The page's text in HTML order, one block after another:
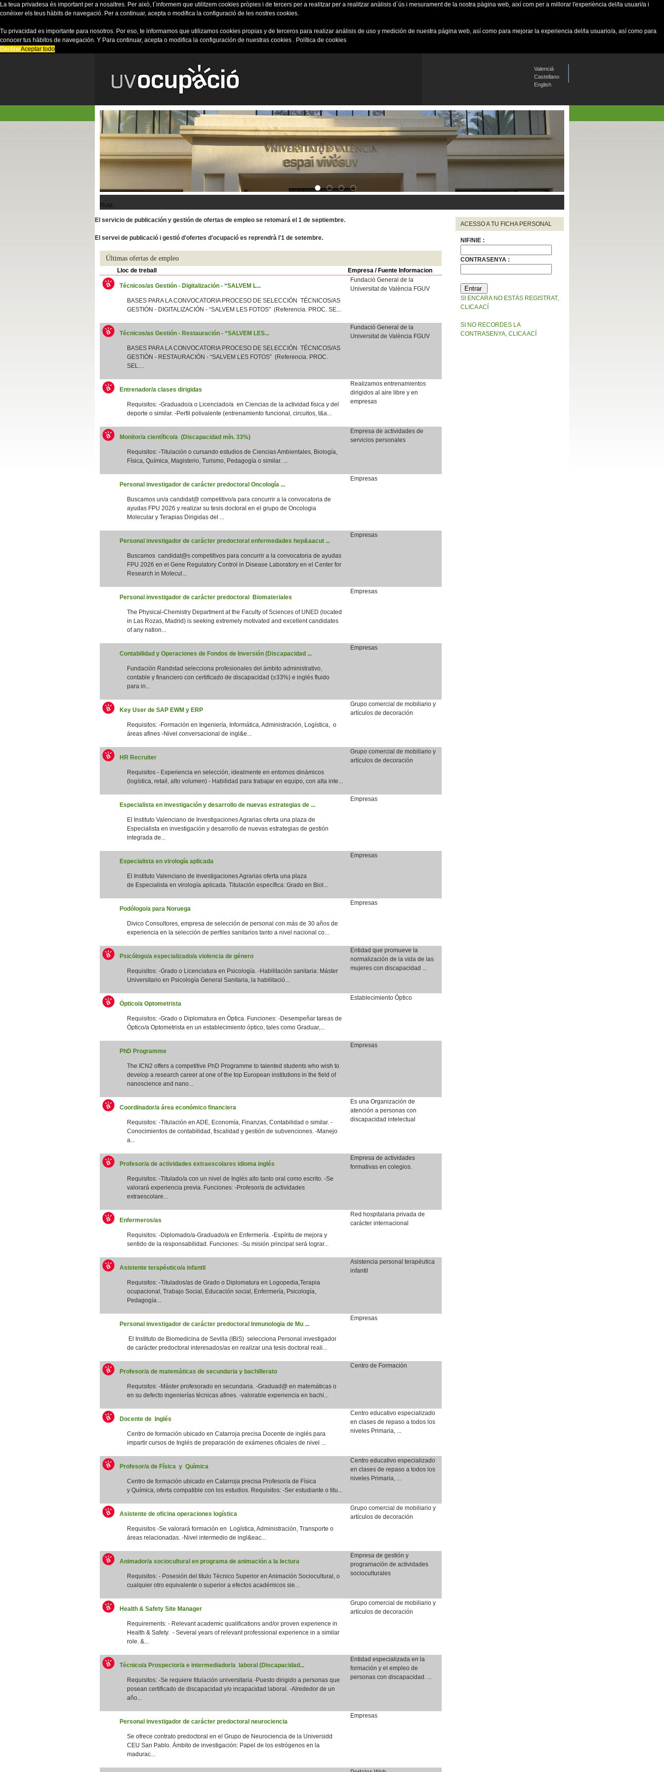
La teua privadesa és important per a nosaltres. Per això, t´informem que utilitzem cookies pròpies i de tercers per a realitzar per a realitzar anàlisis d´ús i mesurament de la nostra pàgina web, així com per a millorar l'experiència del/la usuari/a i
conèixer els teus hàbits de navegació. Per a continuar, acepta o modifica la configuració de les nostres cookies.
Tu privacidad es importante para nosotros. Por eso, te informamos que utilizamos cookies propias y de terceros para realizar análisis de uso y medición de nuestra página web, así como para mejorar la experiencia del/la usuario/a, así como para
conocer tus hábitos de navegación. Y Para continuar, acepta o modifica la configuración de nuestras cookies . Política de cookies
DeclineAceptar todo
Valenciá
Castellano
English
Ruta..
ACESSO A TU FICHA PERSONAL
NIF/NIE :
CONTRASENYA :
SI ENCARA NO ESTÀS REGISTRAT,
CLICA ACÍ
SI NO RECORDES LA
CONTRASENYA, CLICA ACÍ
El servicio de publicación y gestión de ofertas de empleo se retomará el 1 de septiembre.
El servei de publicació i gestió d'ofertes d'ocupació es reprendrà l'1 de setembre.
Últimas ofertas de empleo
Lloc de treball Empresa / Fuente Informacion
Técnicos/as Gestión - Digitalización - “SALVEM L...
BASES PARA LA CONVOCATORIA PROCESO DE SELECCIÓN TÉCNICOS/AS
GESTIÓN - DIGITALIZACIÓN - “SALVEM LES FOTOS” (Referencia. PROC. SE...
Fundació General de la
Universitat de València FGUV
Técnicos/as Gestión - Restauración - “SALVEM LES...
BASES PARA LA CONVOCATORIA PROCESO DE SELECCIÓN TÉCNICOS/AS
GESTIÓN - RESTAURACIÓN - “SALVEM LES FOTOS” (Referencia. PROC.
SEL....
Fundació General de la
Universitat de València FGUV
Entrenador/a clases dirigidas
Requisitos: -Graduado/a o Licenciado/a en Ciencias de la actividad física y del
deporte o similar. -Perfil polivalente (entrenamiento funcional, circuitos, t&a...
Realizamos entrenamientos
dirigidos al aire libre y en
empresas
Monitor/a científico/a (Discapacidad mín. 33%)
Requisitos: -Titulación o cursando estudios de Ciencias Ambientales, Biología,
Física, Química, Magisterio, Turismo, Pedagogía o similar. ...
Empresa de actividades de
servicios personales
Personal investigador de carácter predoctoral Oncología ...
Buscamos un/a candidat@ competitivo/a para concurrir a la convocatoria de
ayudas FPU 2026 y realizar su tesis doctoral en el grupo de Oncologia
Molecular y Terapias Dirigidas del ...
Empresas
Personal investigador de carácter predoctoral enfermedades hep&aacut ...
Buscamos candidat@s competitivos para concurrir a la convocatoria de ayudas
FPU 2026 en el Gene Regulatory Control in Disease Laboratory en el Center for
Research in Molecul...
Empresas
Personal investigador de carácter predoctoral Biomateriales
The Physical-Chemistry Department at the Faculty of Sciences of UNED (located
in Las Rozas, Madrid) is seeking extremely motivated and excellent candidates
of any nation...
Empresas
Contabilidad y Operaciones de Fondos de Inversión (Discapacidad ...
Fundación Randstad selecciona profesionales del ámbito administrativo,
contable y financiero con certificado de discapacidad (≥33%) e inglés fluido
para in...
Empresas
Key User de SAP EWM y ERP
Requisitos: -Formación en Ingeniería, Informática, Administración, Logística, o
áreas afines -Nivel conversacional de ingl&e...
Grupo comercial de mobiliario y
artículos de decoración
HR Recruiter
Requisitos - Experiencia en selección, idealmente en entornos dinámicos
(logística, retail, alto volumen) - Habilidad para trabajar en equipo, con alta inte...
Grupo comercial de mobiliario y
artículos de decoración
Especialista en investigación y desarrollo de nuevas estrategias de ...
El Instituto Valenciano de Investigaciones Agrarias oferta una plaza de
Especialista en investigación y desarrollo de nuevas estrategias de gestión
integrada de...
Empresas
Especialista en virología aplicada
El Instituto Valenciano de Investigaciones Agrarias oferta una plaza
de Especialista en virología aplicada. Titulación específica: Grado en Biol...
Empresas
Podólogo/a para Noruega
Divico Consultores, empresa de selección de personal con más de 30 años de
experiencia en la selección de perfiles sanitarios tanto a nivel nacional co...
Empresas
Psicólogo/a especializado/a violencia de género
Requisitos: -Grado o Licenciatura en Psicología. -Habilitación sanitaria: Máster
Universitario en Psicología General Sanitaria, la habilitació...
Entidad que promueve la
normalización de la vida de las
mujeres con discapacidad ...
Óptico/a Optometrista
Requisitos: -Grado o Diplomatura en Óptica. Funciones: -Desempeñar tareas de
Óptico/a Optometrista en un establecimiento óptico, tales como Graduar,...
Establecimiento Óptico
PhD Programme
The ICN2 offers a competitive PhD Programme to talented students who wish to
develop a research career at one of the top European institutions in the field of
nanoscience and nano...
Empresas
Coordinador/a área económico financiera
Requisitos: -Titulación en ADE, Economía, Finanzas, Contabilidad o similar. -
Conocimientos de contabilidad, fiscalidad y gestión de subvenciones. -Manejo
a...
Es una Organización de
atención a personas con
discapacidad intelectual
Profesor/a de actividades extraescolares idioma inglés
Requisitos: -Titulado/a con un nivel de Inglés alto tanto oral como escrito. -Se
valorará experiencia previa. Funciones: -Profesor/a de actividades
extraescolare...
Empresa de actividades
formativas en colegios.
Enfermeros/as
Requisitos: -Diplomado/a-Graduado/a en Enfermería. -Espíritu de mejora y
sentido de la responsabilidad. Funciones: -Su misión principal será lograr...
Red hospitalaria privada de
carácter internacional
Asistente terapéutico/a infantil
Requisitos: -Titulados/as de Grado o Diplomatura en Logopedia,Terapia
ocupacional, Trabajo Social, Educación social, Enfermería, Psicología,
Pedagogía...
Asistencia personal terapéutica
infantil
Personal investigador de carácter predoctoral Inmunologia de Mu ...
El Instituto de Biomedicina de Sevilla (IBiS) selecciona Personal investigador
de carácter predoctoral interesados/as en realizar una tesis doctoral reali...
Empresas
Profesor/a de matemáticas de secundaria y bachillerato
Requisitos: -Máster profesorado en secundaria. -Graduad@ en matemáticas o
en su defecto ingenierías técnicas afines. -valorable experiencia en bachi...
Centro de Formación
Docente de Inglés
Centro de formación ubicado en Catarroja precisa Docente de inglés para
impartir cursos de Inglés de preparación de exámenes oficiales de nivel ...
Centro educativo especializado
en clases de repaso a todos los
niveles Primaria, ...
Profesor/a de Física y Química
Centro de formación ubicado en Catarroja precisa Profesor/a de Física
y Química, oferta compatible con los estudios. Requisitos: -Ser estudiante o titu...
Centro educativo especializado
en clases de repaso a todos los
niveles Primaria, ...
Asistente de oficina operaciones logística
Requisitos -Se valorará formación en Logística, Administración, Transporte o
áreas relacionadas. -Nivel intermedio de ingl&eac...
Grupo comercial de mobiliario y
artículos de decoración
Animador/a sociocultural en programa de animación a la lectura
Requisitos: - Posesión del título Técnico Superior en Animación Sociocultural, o
cualquier otro equivalente o superior a efectos académicos sie...
Empresa de gestión y
programación de actividades
socioculturales
Health & Safety Site Manager
Requirements: - Relevant academic qualifications and/or proven experience in
Health & Safety. - Several years of relevant professional experience in a similar
role. &...
Grupo comercial de mobiliario y
artículos de decoración
Técnico/a Prospector/a e intermediador/a laboral (Discapacidad...
Requisitos: -Se requiere titulación universitaria -Puesto dirigido a personas que
posean certificado de discapacidad y/o incapacidad laboral. -Alrededor de un
año...
Entidad especializada en la
formación y el empleo de
personas con discapacidad. ...
Personal investigador de carácter predoctoral neurociencia
Se ofrece contrato predoctoral en el Grupo de Neurociencia de la Universidd
CEU San Pablo. Ámbito de investigación: Papel de los estrógenos en la
madurac...
Empresas